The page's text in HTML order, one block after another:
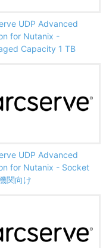
UDP Advanced
for Nutanix -
Capacity 1 TB
UDP Advanced
for Nutanix - Socket
関向け